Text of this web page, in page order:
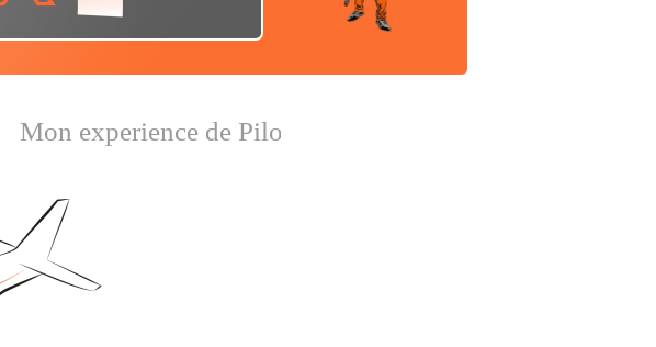
Mon experience de Pilote d'Essais pour vous conseiller